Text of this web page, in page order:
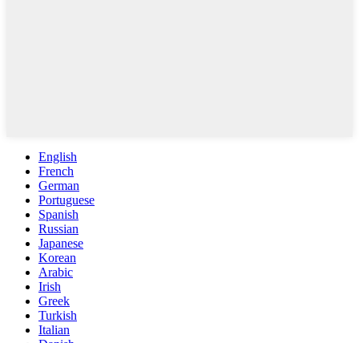
English
French
German
Portuguese
Spanish
Russian
Japanese
Korean
Arabic
Irish
Greek
Turkish
Italian